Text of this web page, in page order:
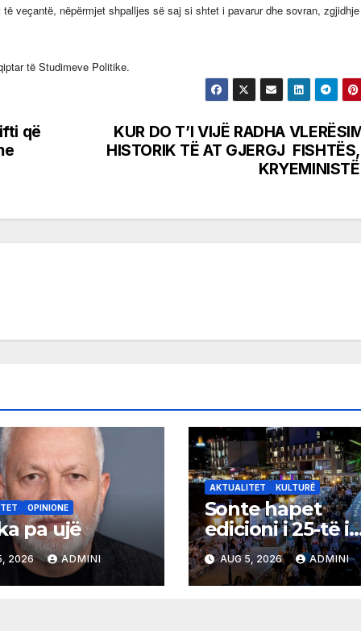
veçantë, nëpërmjet shpalljes së saj si shtet i pavarur dhe sovran,
të Studimeve Politike.
KUR DO T’I VIJË RADHA
HISTORIK TË AT GJERGJ
që
OPINIONE
pa ujë
2026 ADMINI
AKTUALITET KULTURË
Sonte hapet
edicioni i 25-të i
Panairit të Librit
Ulqin
AUG 5, 2026 ADMINI